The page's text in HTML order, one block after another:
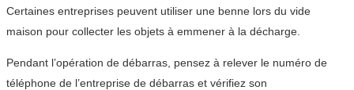
Certaines entreprises peuvent utiliser une benne lors du vide
maison pour collecter les objets à emmener à la décharge.
Pendant l’opération de débarras, pensez à relever le numéro de
téléphone de l’entreprise de débarras et vérifiez son